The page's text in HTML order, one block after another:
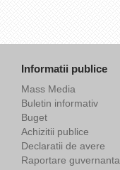
Informatii publice
Mass Media
Buletin informativ
Buget
Achizitii publice
Declaratii de avere
Raportare guvernanta